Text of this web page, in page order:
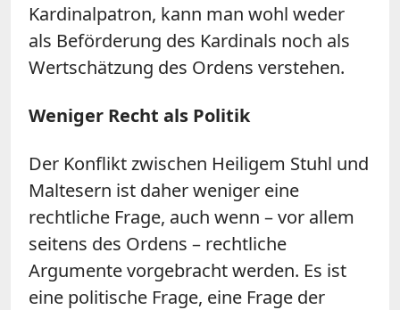
Kardinalpatron, kann man wohl weder
als Beförderung des Kardinals noch als
Wertschätzung des Ordens verstehen.
Weniger Recht als Politik
Der Konflikt zwischen Heiligem Stuhl und
Maltesern ist daher weniger eine
rechtliche Frage, auch wenn – vor allem
seitens des Ordens – rechtliche
Argumente vorgebracht werden. Es ist
eine politische Frage, eine Frage der